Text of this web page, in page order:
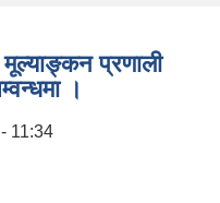
मूल्याङ्कन प्रणाली
।
11:34